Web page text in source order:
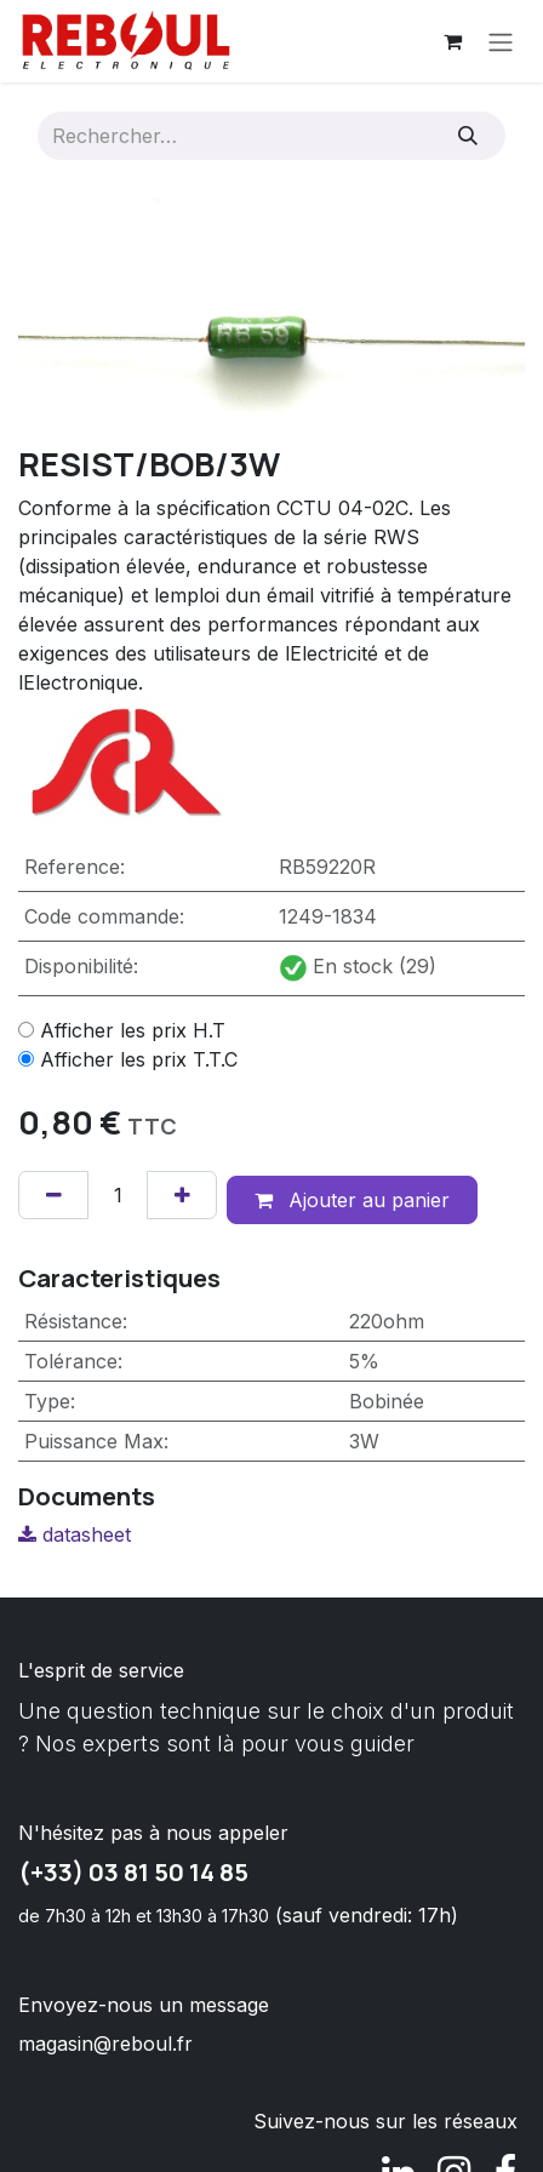
Se rendre au contenu
RESIST/BOB/3W
Conforme à la spécification CCTU 04-02C. Les
principales caractéristiques de la série RWS
(dissipation élevée, endurance et robustesse
mécanique) et lemploi dun émail vitrifié à température
élevée assurent des performances répondant aux
exigences des utilisateurs de lElectricité et de
lElectronique.
Reference: RB59220R
Code commande: 1249-1834
Disponibilité: En stock (29)
Afficher les prix H.T
Afficher les prix T.T.C
0,80 € TTC
Ajouter au panier
Caracteristiques
Résistance:
220ohm
Tolérance:
5%
Type:
Bobinée
Puissance Max: 3W
Documents
datasheet
L'esprit de service
Une question technique sur le choix d'un produit
? Nos experts sont là pour vous guider
N'hésitez pas à nous appeler
(+33) 03 81 50 14 85
de 7h30 à 12h et 13h30 à 17h30 (sauf vendredi: 17h)
Envoyez-nous un message
magasin@reboul.fr
Suivez-nous sur les réseaux